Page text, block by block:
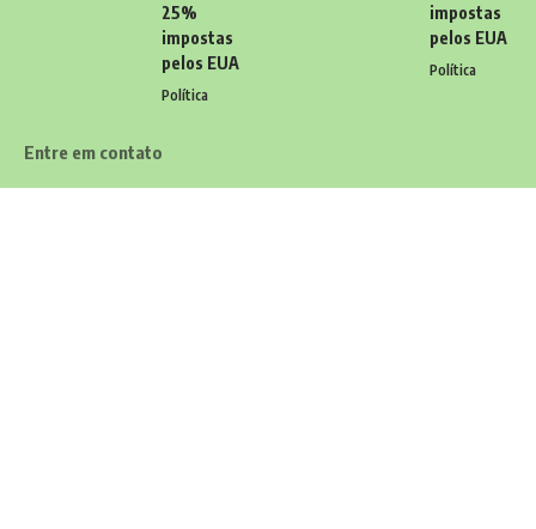
25%
impostas
pelos EUA
Política
impostas
pelos EUA
Política
Entre em contato